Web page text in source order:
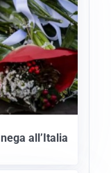
all’Italia